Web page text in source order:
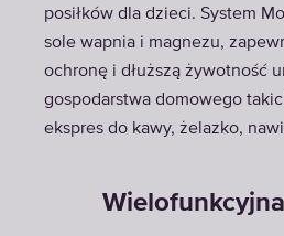
posiłków dla dzieci. System
sole wapnia i magnezu,
ochronę i dłuższą żywotność
gospodarstwa domowego
ekspres do kawy, żelazko,